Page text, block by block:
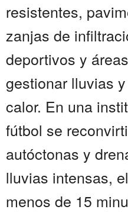
resistentes,
zanjas de
deportivos y
gestionar lluvias
calor. En una
fútbol se
autóctonas y
lluvias intensas,
menos de 15